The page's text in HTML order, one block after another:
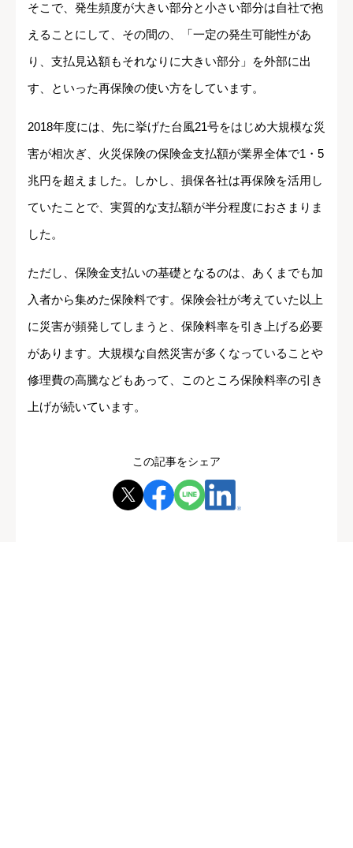
そこで、発生頻度が大きい部分と小さい部分は自社で抱
えることにして、その間の、「一定の発生可能性があ
り、支払見込額もそれなりに大きい部分」を外部に出
す、といった再保険の使い方をしています。
2018年度には、先に挙げた台風21号をはじめ大規模な災
害が相次ぎ、火災保険の保険金支払額が業界全体で1・5
兆円を超えました。しかし、損保各社は再保険を活用し
ていたことで、実質的な支払額が半分程度におさまりま
した。
ただし、保険金支払いの基礎となるのは、あくまでも加
入者から集めた保険料です。保険会社が考えていた以上
に災害が頻発してしまうと、保険料率を引き上げる必要
があります。大規模な自然災害が多くなっていることや
修理費の高騰などもあって、このところ保険料率の引き
上げが続いています。
この記事をシェア